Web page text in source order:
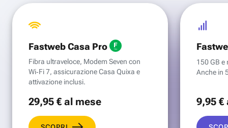
Fastweb Casa Pro
Fibra ultraveloce, Modem Seven con
Wi‑Fi 7, assicurazione Casa Quixa e
attivazione inclusi.
29,95 €al mese
150 GB e
Anche in
9,95 €